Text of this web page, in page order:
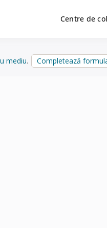
Centre de
mediu. Completează